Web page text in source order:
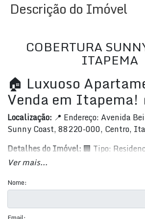
Descrição do Imóvel
COBERTURA
ITAPEMA
🏠 Luxuoso
Venda em Itapema!
Localização: 📍 Endereço: Avenida
Sunny Coast, 88220-000, Centro,
Detalhes do Imóvel: 🏢 Tipo:
📐 Área Total: 420,06 m² 📏 Área
Preço de Venda:💲 R$ 13.806.140,60
Comodidades:
Ver mais...
Nome: